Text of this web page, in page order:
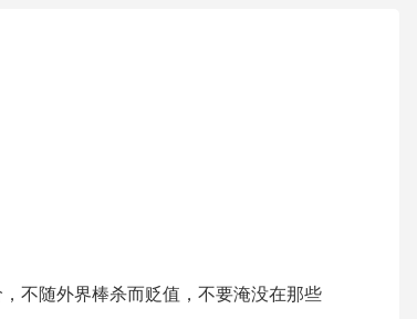
不随外界棒杀而贬值，不要淹没在那些